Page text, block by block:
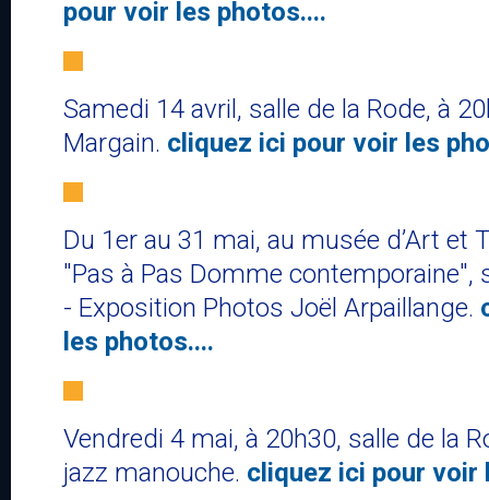
pour voir les photos....
Samedi 14 avril, salle de la Rode, à
Margain. cliquez ici pour voir les
Du 1er au 31 mai, au musée d’Art et
"Pas à Pas Domme
-​​ ​Exposition Photos Joël Arpaillange.
les photos....
Vendredi 4​ ​mai, à 20h30, salle de la
jazz manouche. cliquez ici pour voir